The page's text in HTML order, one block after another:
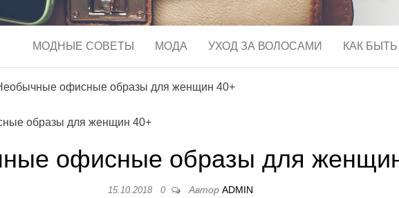
МОДНЫЕ СОВЕТЫ МОДА УХОД ЗА ВОЛОСАМИ КАК
офисные образы для женщин 40+
офисные образы для
15.10.2018 0 Автор ADMIN